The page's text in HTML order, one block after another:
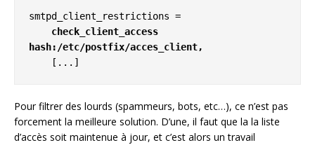
smtpd_client_restrictions =
check_client_access
hash:/etc/postfix/acces_client,
[...]
Pour filtrer des lourds (spammeurs, bots, etc…), ce n’est pas
forcement la meilleure solution. D’une, il faut que la la liste
d’accès soit maintenue à jour, et c’est alors un travail